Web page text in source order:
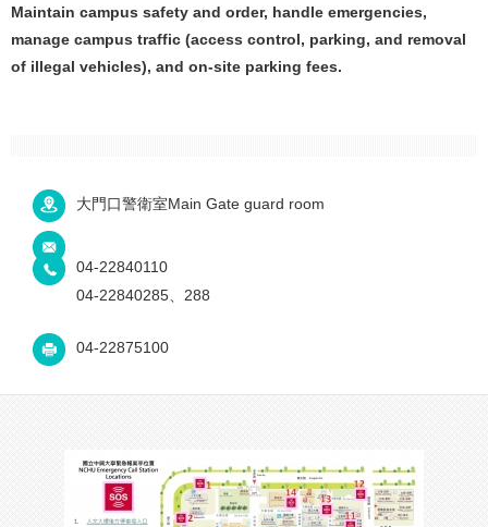
Maintain campus safety and order, handle emergencies,
manage campus traffic (access control, parking, and removal
of illegal vehicles), and on-site parking fees.
大門口警衛室Main Gate guard room
04-22840110
04-22840285、288
04-22875100